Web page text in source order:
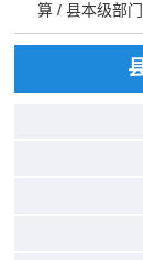
算 /县本级部